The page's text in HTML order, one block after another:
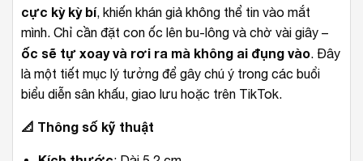
cực kỳ kỳ bí, khiến khán giả không thể tin vào mắt
mình. Chỉ cần đặt con ốc lên bu-lông và chờ vài giây –
ốc sẽ tự xoay và rơi ra mà không ai đụng vào. Đây
là một tiết mục lý tưởng để gây chú ý trong các buổi
biểu diễn sân khấu, giao lưu hoặc trên TikTok.
📐 Thông số kỹ thuật